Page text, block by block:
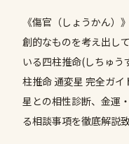
《傷官（しょうかん）
創的なものを考え出し
いる四柱推命(しちゅう
柱推命 通変星 完全ガ
星との相性診断、金運
る相談事項を徹底解説致